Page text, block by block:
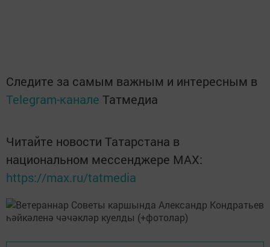
Следите за самым важным и интересным в
Telegram-канале Татмедиа
Читайте новости Татарстана в
национальном мессенджере MАХ:
https://max.ru/tatmedia